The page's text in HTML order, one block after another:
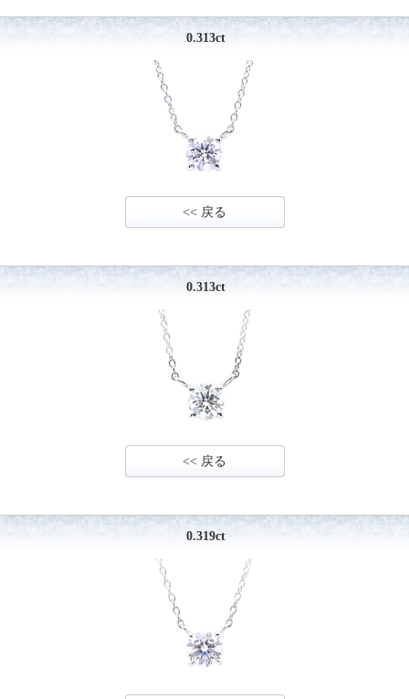
0.313ct
<< 戻る
0.313ct
<< 戻る
0.319ct